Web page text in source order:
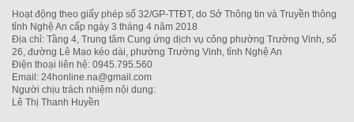
Hoạt động theo giấy phép số 32/GP-TTĐT, do Sở Thông tin và Truyền thông
tỉnh Nghệ An cấp ngày 3 tháng 4 năm 2018
Địa chỉ: Tầng 4, Trung tâm Cung ứng dịch vụ công phường Trường Vinh, số
26, đường Lê Mao kéo dài, phường Trường Vinh, tỉnh Nghệ An
Điện thoại liên hệ: 0945.795.560
Email: 24honline.na@gmail.com
Người chịu trách nhiệm nội dung:
Lê Thị Thanh Huyền